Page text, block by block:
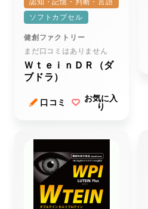
認知・記憶・判断・言語
ソフトカプセル
健創ファクトリー
まだ口コミはありません
ＷｔｅｉｎＤＲ（ダ
ブドラ）
口コミ
お気に入
り